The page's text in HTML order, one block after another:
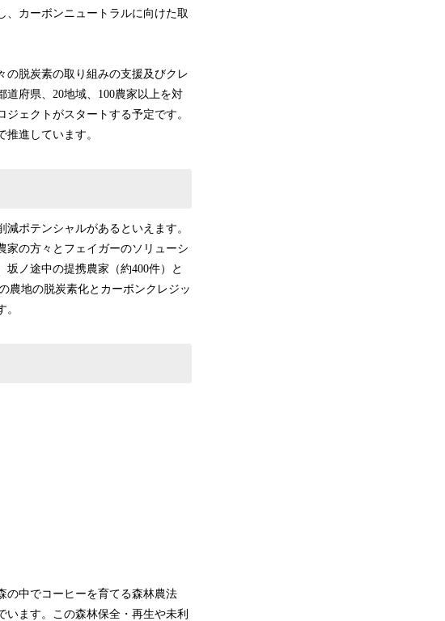
、カーボンニュートラルに向けた取
脱炭素の取り組みの支援及びクレ
道府県、20地域、100農家以上を対
ェクトがスタートする予定です。
進しています。
ポテンシャルがあるといえます。
家の方々とフェイガーのソリューシ
ノ途中の提携農家（​​約400件）と
農地の脱炭素化とカーボンクレジッ
中でコーヒーを育てる森林農法
います。この森林保全・再生や未利